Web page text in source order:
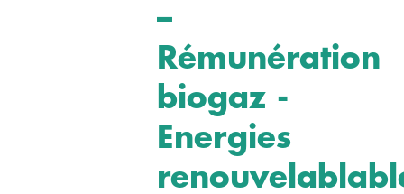
–
Rémunération
biogaz -
Energies